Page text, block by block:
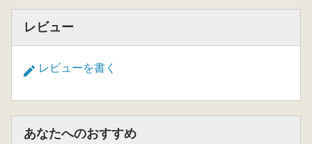
レビュー
レビューを書く
あなたへのおすすめ